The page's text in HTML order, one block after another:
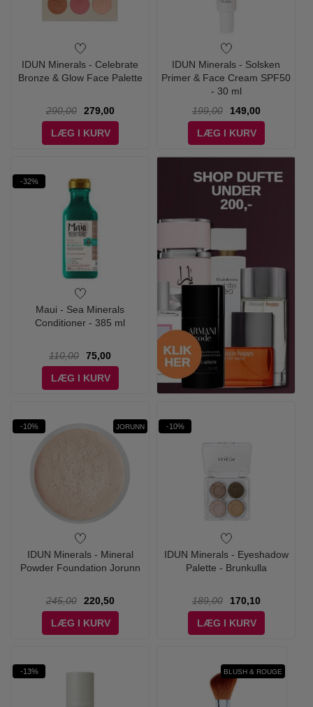
IDUN Minerals - Celebrate
Bronze & Glow Face Palette
290,00
279,00
LÆG I KURV
IDUN Minerals - Solsken
Primer & Face Cream SPF50
- 30 ml
199,00
149,00
LÆG I KURV
-32%
Maui - Sea Minerals
Conditioner - 385 ml
110,00
75,00
LÆG I KURV
-10% JORUNN
IDUN Minerals - Mineral
Powder Foundation Jorunn
245,00
220,50
LÆG I KURV
-10%
IDUN Minerals - Eyeshadow
Palette - Brunkulla
189,00
170,10
LÆG I KURV
-13% BLUSH & ROUGE